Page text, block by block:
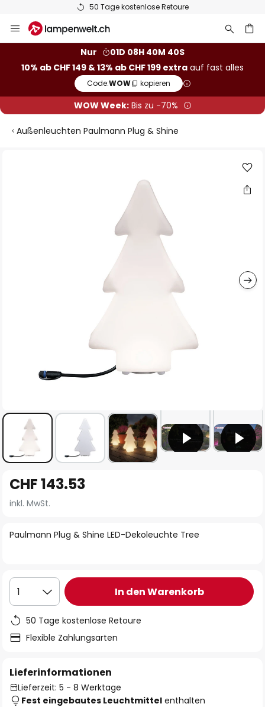
50 Tage kostenlose Retoure
Inhalt
Nur
01D 08H 40M 40S
10% ab CHF 149 & 13% ab CHF 199 extra auf fast alles
Code:WOW kopieren
WOW Week:Bis zu -70%
Außenleuchten Paulmann Plug & Shine
Anfang
der
springen
Paulmann Plug & Shine LED-Dekoleuchte Tree
CHF 143.53
inkl. MwSt.
1 In den Warenkorb
50 Tage kostenlose Retoure
Flexible Zahlungsarten
Lieferinformationen
Lieferzeit: 5 - 8 Werktage
Fest eingebautes Leuchtmittel enthalten